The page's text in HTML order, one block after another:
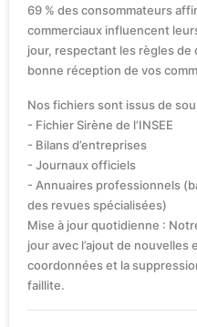
69 % des consommateurs
commerciaux influencent
jour, respectant les règles
bonne réception de vos
Nos fichiers sont issus de
- Fichier Sirène de l’INSEE
- Bilans d’entreprises
- Journaux officiels
- Annuaires professionnels
des revues spécialisées)
Mise à jour quotidienne :
jour avec l’ajout de
coordonnées et la
faillite.